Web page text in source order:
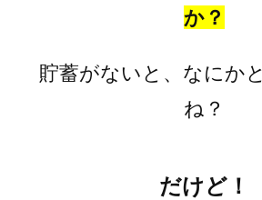
か？
貯蓄がないと、なにかと
ね？
だけど！